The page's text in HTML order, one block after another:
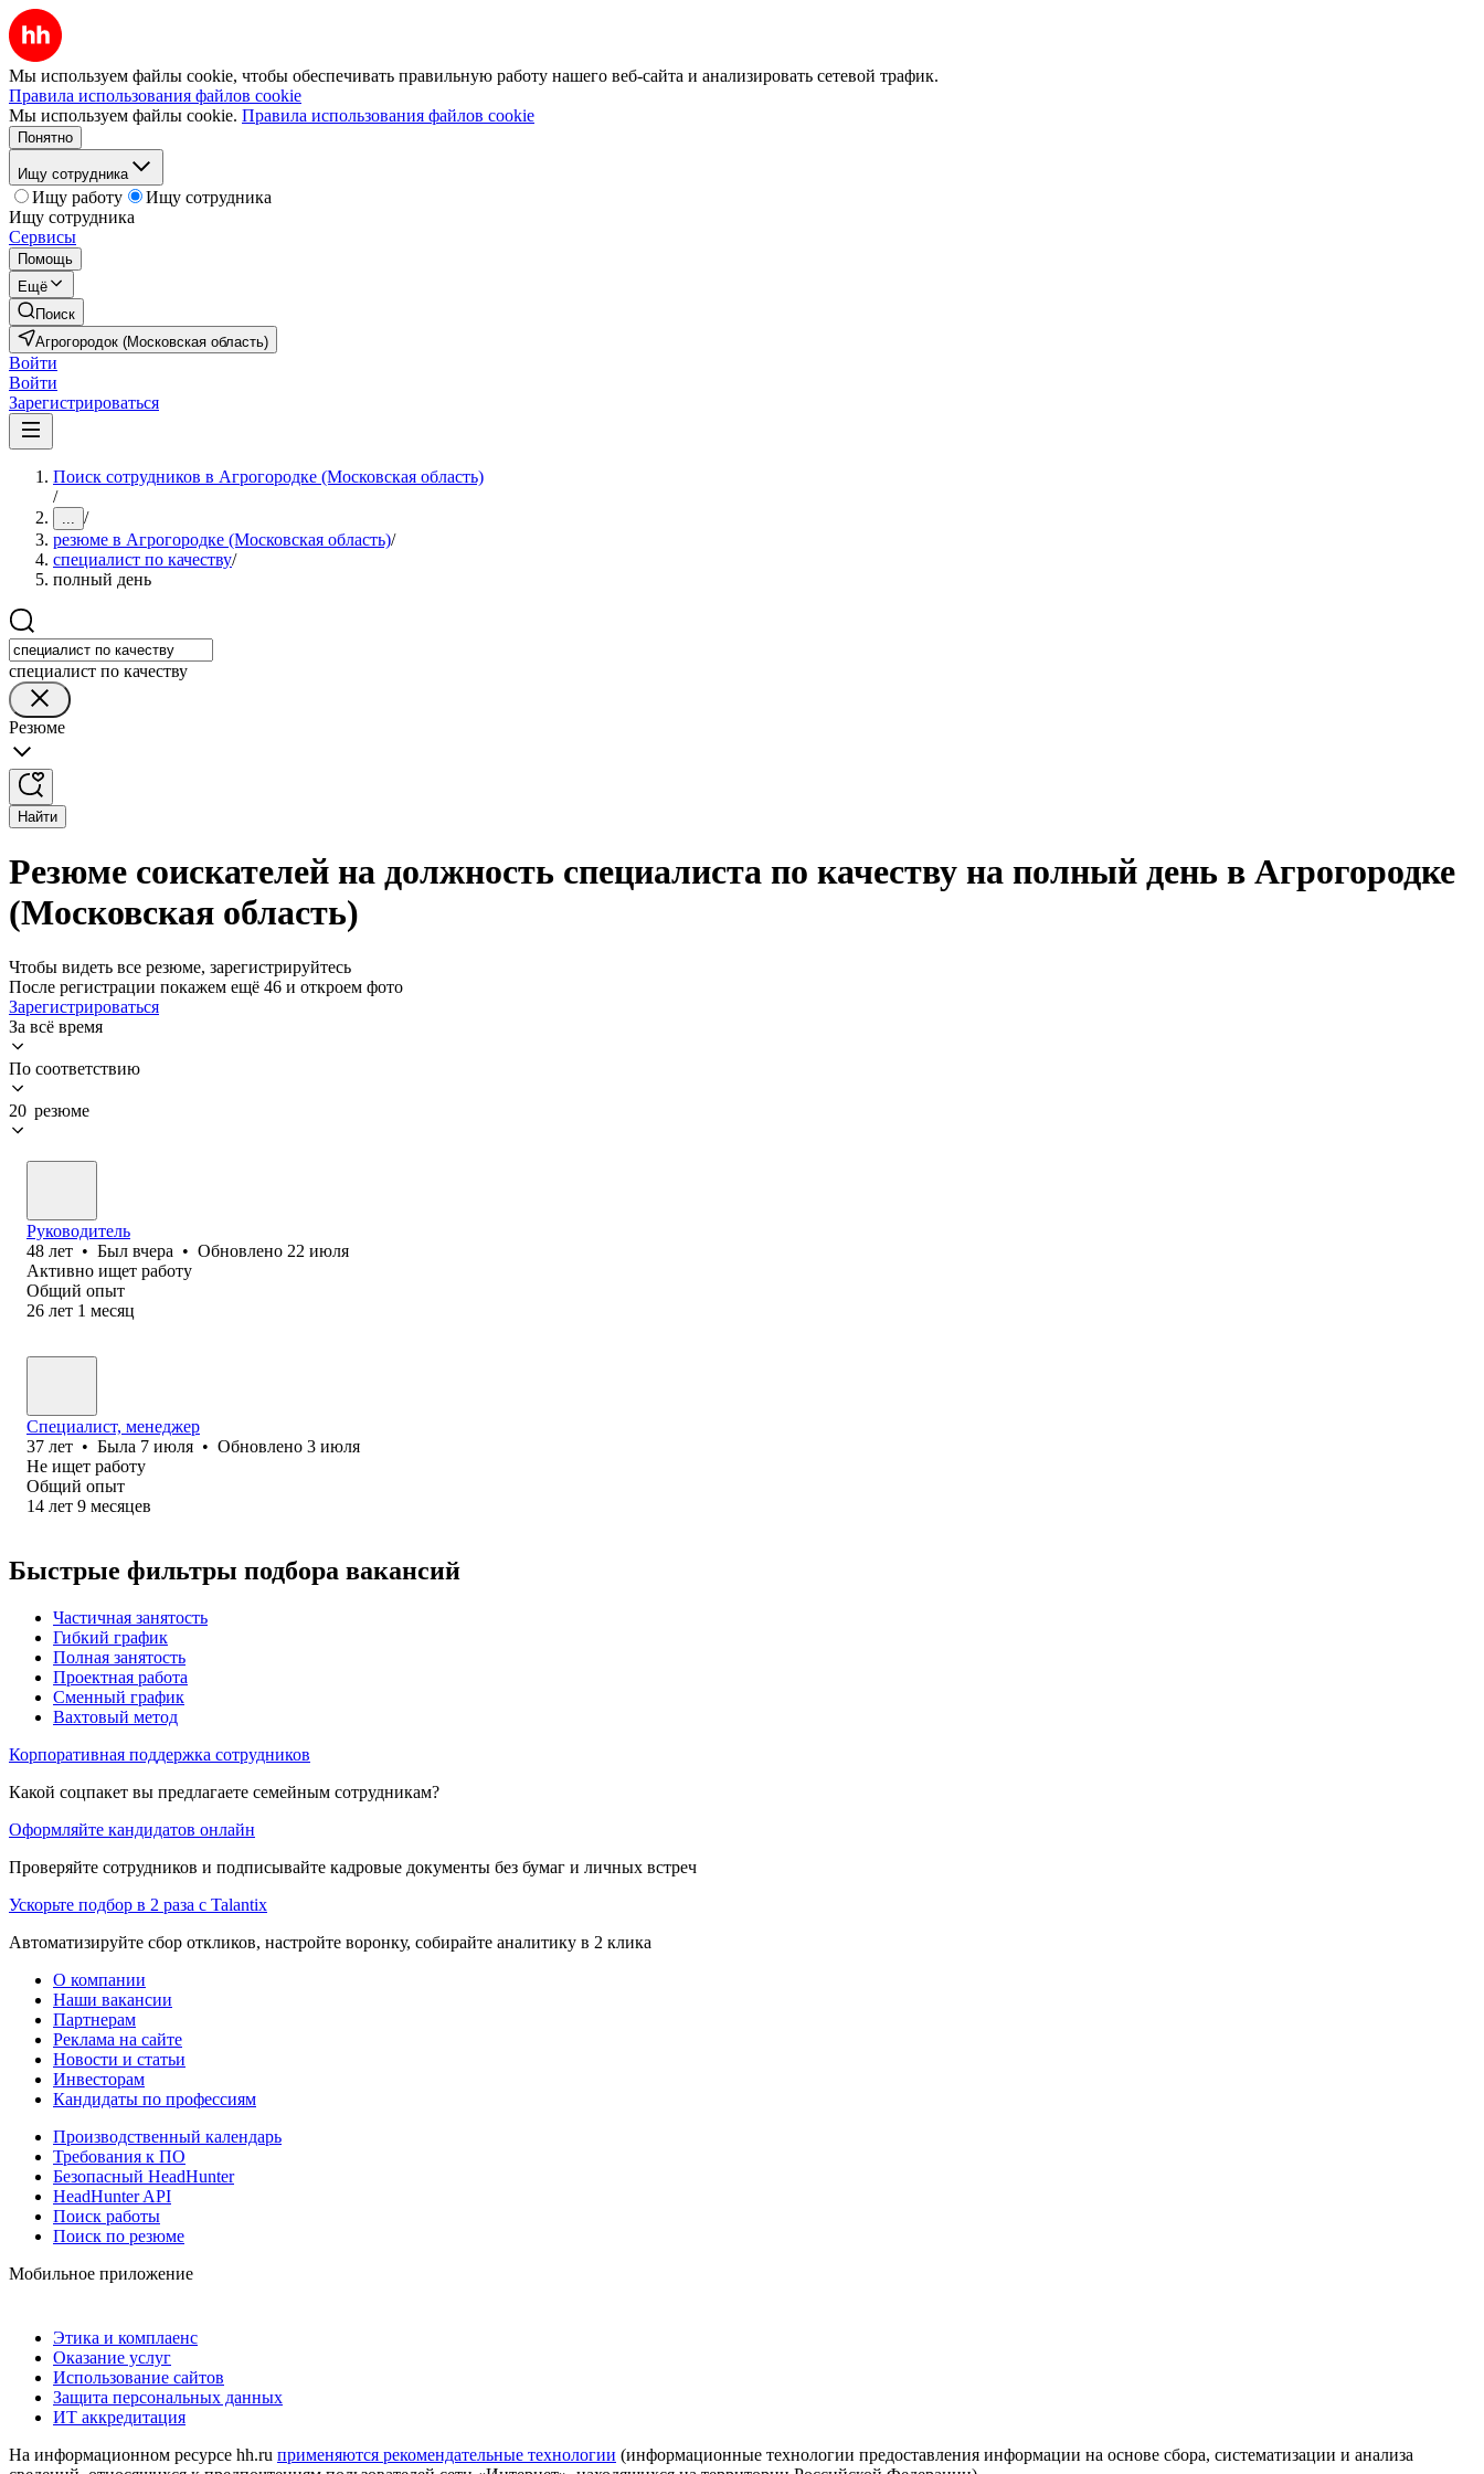
Мы используем файлы cookie, чтобы обеспечивать правильную работу нашего веб-сайта и анализировать сетевой трафик.
Правила использования файлов cookie
Мы используем файлы cookie. Правила использования файлов cookie
Понятно
Ищу сотрудника
Ищу работу
Ищу сотрудника
Ищу сотрудника
Сервисы
Помощь
Ещё
Поиск
Агрогородок (Московская область)
Войти
Войти
Зарегистрироваться
Поиск сотрудников в Агрогородке (Московская область)
/
... /
резюме в Агрогородке (Московская область)/
специалист по качеству/
полный день
специалист по качеству
Резюме
Найти
Резюме соискателей на должность специалиста по качеству на полный день в Агрогородке
(Московская область)
Чтобы видеть все резюме, зарегистрируйтесь
После регистрации покажем ещё 46 и откроем фото
Зарегистрироваться
За всё время
По соответствию
20 резюме
Руководитель
48 лет • Был вчера • Обновлено 22 июля
Активно ищет работу
Общий опыт
26 лет 1 месяц
Специалист, менеджер
37 лет • Была 7 июля • Обновлено 3 июля
Не ищет работу
Общий опыт
14 лет 9 месяцев
Быстрые фильтры подбора вакансий
Частичная занятость
Гибкий график
Полная занятость
Проектная работа
Сменный график
Вахтовый метод
Корпоративная поддержка сотрудников
Какой соцпакет вы предлагаете семейным сотрудникам?
Оформляйте кандидатов онлайн
Проверяйте сотрудников и подписывайте кадровые документы без бумаг и личных встреч
Ускорьте подбор в 2 раза с Talantix
Автоматизируйте сбор откликов, настройте воронку, собирайте аналитику в 2 клика
О компании
Наши вакансии
Партнерам
Реклама на сайте
Новости и статьи
Инвесторам
Кандидаты по профессиям
Производственный календарь
Требования к ПО
Безопасный HeadHunter
HeadHunter API
Поиск работы
Поиск по резюме
Мобильное приложение
Этика и комплаенс
Оказание услуг
Использование сайтов
Защита персональных данных
ИТ аккредитация
На информационном ресурсе hh.ru применяются рекомендательные технологии (информационные технологии предоставления информации на основе сбора, систематизации и анализа